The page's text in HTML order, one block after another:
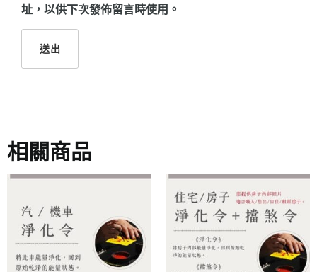
址，以供下次發佈留言時使用。
相關商品